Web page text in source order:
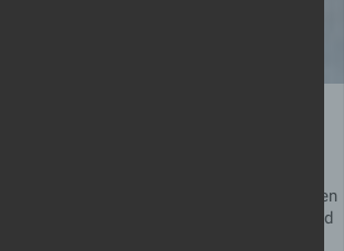
VER-STÄNDLICH
von Besonderheiten lässt die
Zügen obsolet zurück. In der
sich das gemeinsame Arbeiten an einen
Ansatz, mit individuellen Strategien und